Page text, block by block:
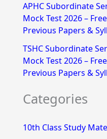
APHC Subordinate
Mock Test 2026 –
Previous Papers &
TSHC Subordinate
Mock Test 2026 –
Previous Papers &
Categories
10th Class Study